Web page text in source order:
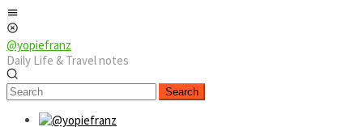
Skip
to
content
@yopiefranz
Daily Life & Travel notes
Search